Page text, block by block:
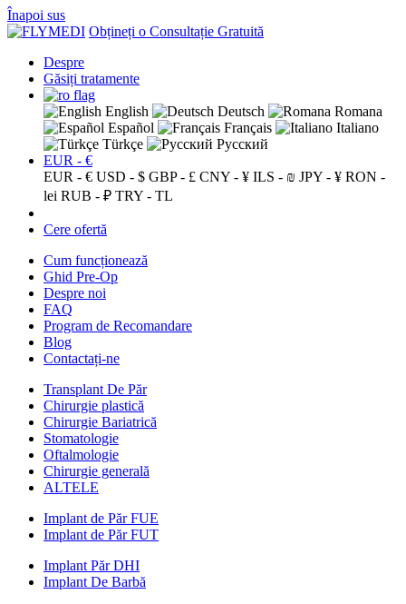
Înapoi sus
Obțineți o Consultație Gratuită
Despre
Găsiți tratamente
English Deutsch
Romana
Español
Français
Italiano
Türkçe
Русский
EUR - €
EUR - € USD - $ GBP - £ CNY - ¥ ILS - ₪ JPY - ¥ RON -
lei RUB - ₽ TRY - TL
Cere ofertă
Cum funcționează
Ghid Pre-Op
Despre noi
FAQ
Program de Recomandare
Blog
Contactați-ne
Transplant De Păr
Chirurgie plastică
Chirurgie Bariatrică
Stomatologie
Oftalmologie
Chirurgie generală
ALTELE
Implant de Păr FUE
Implant de Păr FUT
Implant Păr DHI
Implant De Barbă